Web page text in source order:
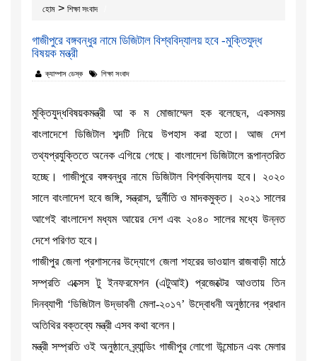
হোম > শিক্ষা সংবাদ
গাজীপুরে বঙ্গবন্ধুর নামে ডিজিটাল বিশ্ববিদ্যালয় হবে -মুক্তিযুদ্ধ
বিষয়ক মন্ত্রী
ক্যাম্পাস ডেস্ক শিক্ষা সংবাদ
মুক্তিযুদ্ধবিষয়কমন্ত্রী আ ক ম মোজাম্মেল হক বলেছেন, একসময়
বাংলাদেশে ডিজিটাল শব্দটি নিয়ে উপহাস করা হতো। আজ দেশ
তথ্যপ্রযুক্তিতে অনেক এগিয়ে গেছে। বাংলাদেশ ডিজিটালে রূপান্তরিত
হচ্ছে। গাজীপুরে বঙ্গবন্ধুর নামে ডিজিটাল বিশ্ববিদ্যালয় হবে। ২০২০
সালে বাংলাদেশ হবে জঙ্গি, সন্ত্রাস, দুর্নীতি ও মাদকমুক্ত। ২০২১ সালের
আগেই বাংলাদেশ মধ্যম আয়ের দেশ এবং ২০৪০ সালের মধ্যে উন্নত
দেশে পরিণত হবে।
গাজীপুর জেলা প্রশাসনের উদ্যোগে জেলা শহরের ভাওয়াল রাজবাড়ী মাঠে
সম্প্রতি এক্সেস টু ইনফরমেশন (এটুআই) প্রজেক্টের আওতায় তিন
দিনব্যাপী ‘ডিজিটাল উদ্ভাবনী মেলা-২০১৭’ উদ্বোধনী অনুষ্ঠানের প্রধান
অতিথির বক্তব্যে মন্ত্রী এসব কথা বলেন।
মন্ত্রী সম্প্রতি ওই অনুষ্ঠানে ব্র্যান্ডিং গাজীপুর লোগো উন্মোচন এবং মেলার